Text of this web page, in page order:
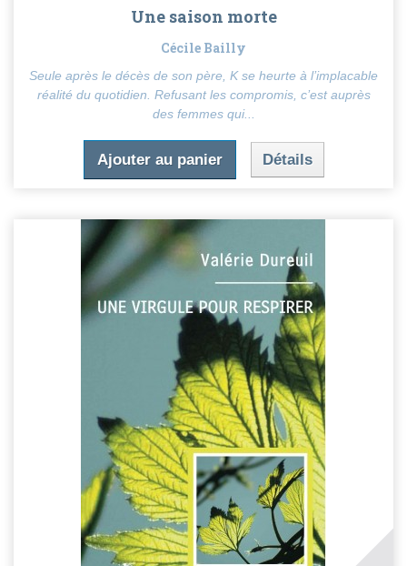
Une saison morte
Cécile Bailly
Seule après le décès de son père, K se heurte à l’implacable
réalité du quotidien. Refusant les compromis, c’est auprès
des femmes qui...
Ajouter au panier Détails